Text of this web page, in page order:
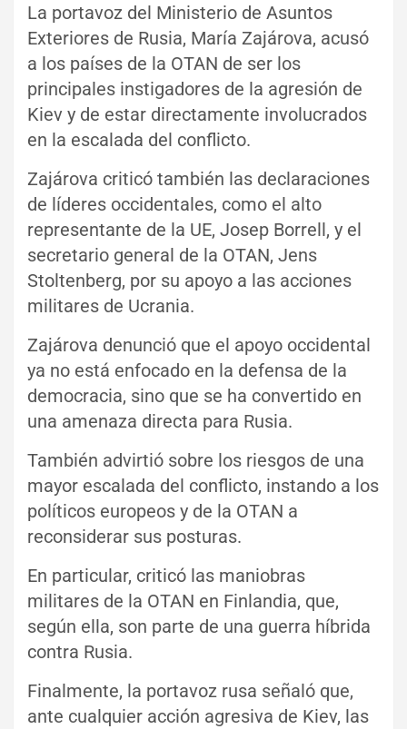
La portavoz del Ministerio de Asuntos
Exteriores de Rusia, María Zajárova, acusó
a los países de la OTAN de ser los
principales instigadores de la agresión de
Kiev y de estar directamente involucrados
en la escalada del conflicto.
Zajárova criticó también las declaraciones
de líderes occidentales, como el alto
representante de la UE, Josep Borrell, y el
secretario general de la OTAN, Jens
Stoltenberg, por su apoyo a las acciones
militares de Ucrania.
Zajárova denunció que el apoyo occidental
ya no está enfocado en la defensa de la
democracia, sino que se ha convertido en
una amenaza directa para Rusia.
También advirtió sobre los riesgos de una
mayor escalada del conflicto, instando a los
políticos europeos y de la OTAN a
reconsiderar sus posturas.
En particular, criticó las maniobras
militares de la OTAN en Finlandia, que,
según ella, son parte de una guerra híbrida
contra Rusia.
Finalmente, la portavoz rusa señaló que,
ante cualquier acción agresiva de Kiev, las